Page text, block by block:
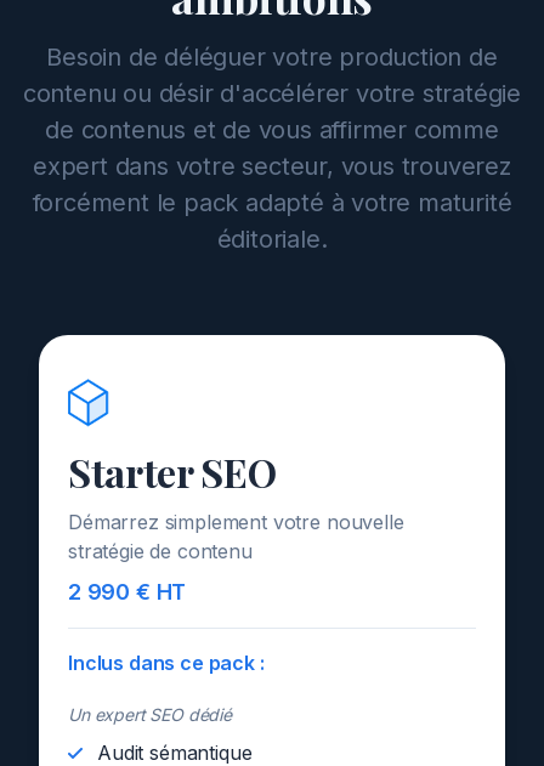
Besoin de déléguer votre production de
contenu ou désir d'accélérer votre stratégie
de contenus et de vous affirmer comme
expert dans votre secteur, vous trouverez
forcément le pack adapté à votre maturité
éditoriale.
Starter SEO
Démarrez simplement votre nouvelle
stratégie de contenu
2 990 € HT
Inclus dans ce pack :
Un expert SEO dédié
Audit sémantique